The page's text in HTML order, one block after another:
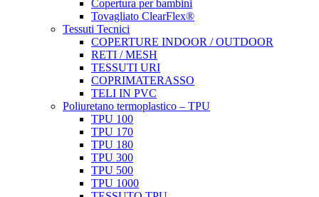
Copertura per bambini
Tovagliato ClearFlex®
Tessuti Tecnici
COPERTURE INDOOR / OUTDOOR
RETI / MESH
TESSUTI URI
COPRIMATERASSO
TELI IN PVC
Poliuretano termoplastico – TPU
TPU 100
TPU 170
TPU 180
TPU 300
TPU 500
TPU 1000